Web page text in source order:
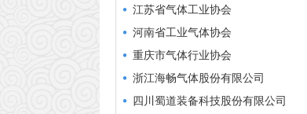
河南省工业气体协会
重庆市气体行业协会
浙江海畅气体股份有限公司
四川蜀道装备科技股份有限公司
石家庄安瑞科气体机械有限公司